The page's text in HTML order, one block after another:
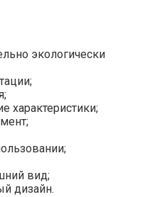
экологически
характеристики;
вид;
дизайн.